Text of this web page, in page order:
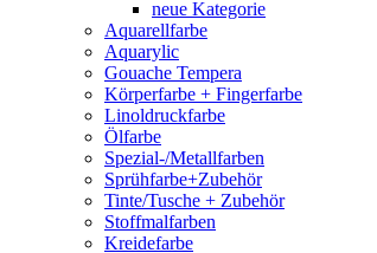
neue Kategorie
Aquarellfarbe
Aquarylic
Gouache Tempera
Körperfarbe + Fingerfarbe
Linoldruckfarbe
Ölfarbe
Spezial-/Metallfarben
Sprühfarbe+Zubehör
Tinte/Tusche + Zubehör
Stoffmalfarben
Kreidefarbe